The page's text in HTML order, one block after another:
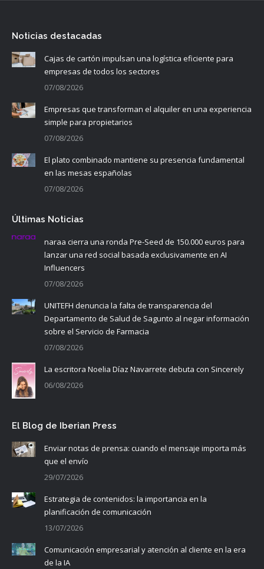
Noticias destacadas
Cajas de cartón impulsan una logística eficiente para
empresas de todos los sectores
07/08/2026
Empresas que transforman el alquiler en una experiencia
simple para propietarios
07/08/2026
El plato combinado mantiene su presencia fundamental
en las mesas españolas
07/08/2026
Últimas Noticias
naraa cierra una ronda Pre-Seed de 150.000 euros para
lanzar una red social basada exclusivamente en AI
Influencers
07/08/2026
UNITEFH denuncia la falta de transparencia del
Departamento de Salud de Sagunto al negar información
sobre el Servicio de Farmacia
07/08/2026
La escritora Noelia Díaz Navarrete debuta con Sincerely
06/08/2026
El Blog de Iberian Press
Enviar notas de prensa: cuando el mensaje importa más
que el envío
29/07/2026
Estrategia de contenidos: la importancia en la
planificación de comunicación
13/07/2026
Comunicación empresarial y atención al cliente en la era
de la IA